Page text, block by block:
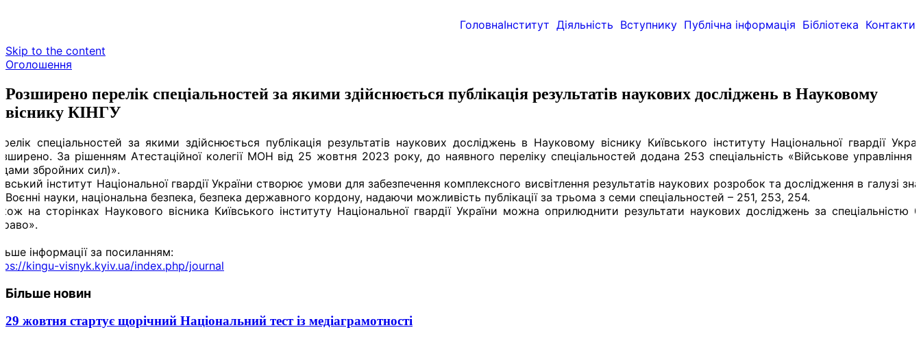
ГоловнаІнститут Діяльність Вступнику Публічна інформація Бібліотека Контакти
Skip to the content
Оголошення
Розширено перелік спеціальностей за якими здійснюється публікація результатів наукових досліджень в Науковому
віснику КІНГУ
спеціальностей за якими здійснюється публікація результатів наукових досліджень в Науковому віснику Київського інституту Національної гвардії
За рішенням Атестаційної колегії МОН від 25 жовтня 2023 року, до наявного переліку спеціальностей додана 253 спеціальність «Військове управління
збройних сил)».
інститут Національної гвардії України створює умови для забезпечення комплексного висвітлення результатів наукових розробок та дослідження в галузі
Воєнні науки, національна безпека, безпека державного кордону, надаючи можливість публікації за трьома з семи спеціальностей – 251, 253, 254.
на сторінках Наукового вісника Київського інституту Національної гвардії України можна оприлюднити результати наукових досліджень за спеціальністю
інформації за посиланням:
kingu-visnyk.kyiv.ua/index.php/journal
Більше новин
29 жовтня стартує щорічний Національний тест із медіаграмотності